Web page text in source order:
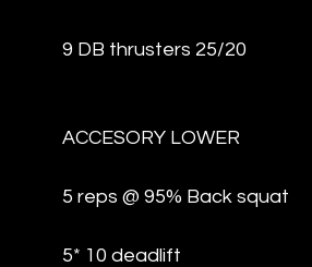
9 DB thrusters 25/20
ACCESORY LOWER
5 reps @ 95% Back squat
5* 10 deadlift